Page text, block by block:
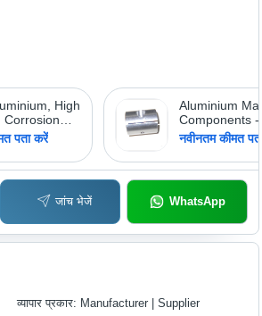
High
Corrosion
Smooth
Trusted
पता करें
Aluminium
Components -
Aluminum
Hardness
Strength 290
Durable,
Customizable,
Lightweight,
नवीनतम कीमत
जांच भेजें WhatsApp
व्यापार प्रकार: Manufacturer | Supplier